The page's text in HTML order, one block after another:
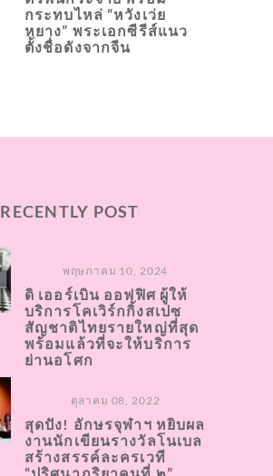
กระทบไหล่ “หวังเว่ย
หยาง” พระเอกซีรีส์แนว
ตั้งชื่อดังจากจีน
RECENTLY POST
พฤษภาคม 10, 2024
ดิ เออร์เบิน ออฟฟิศ ผู้ให้
บริการโคเวิร์กกิ้งสเปซ
สัญชาติไทยรายใหญ่ที่สุด
พร้อมแล้วที่จะให้บริการ
ย่านอโศก
ตุลาคม 08, 2022
สุดปัง! อักษรจุฬาฯ หยิบผล
งานนักเขียนรางวัลโนเบล
สร้างสรรค์ละครเวที